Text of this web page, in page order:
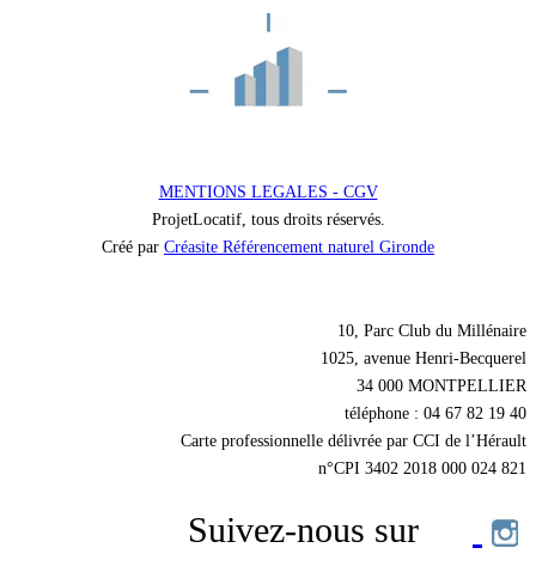
MENTIONS LEGALES - CGV
ProjetLocatif, tous droits réservés.
Créé par Créasite Référencement naturel Gironde
10, Parc Club du Millénaire
1025, avenue Henri-Becquerel
34 000 MONTPELLIER
téléphone : 04 67 82 19 40
Carte professionnelle délivrée par CCI de l’Hérault
n°CPI 3402 2018 000 024 821
Suivez-nous sur